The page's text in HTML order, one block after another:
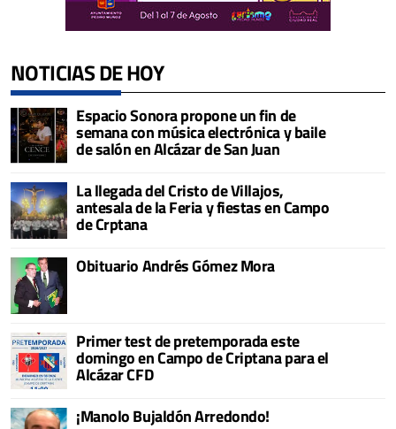
NOTICIAS DE HOY
Espacio Sonora propone un fin de
semana con música electrónica y baile
de salón en Alcázar de San Juan
La llegada del Cristo de Villajos,
antesala de la Feria y fiestas en Campo
de Crptana
Obituario Andrés Gómez Mora
Primer test de pretemporada este
domingo en Campo de Criptana para el
Alcázar CFD
¡Manolo Bujaldón Arredondo!